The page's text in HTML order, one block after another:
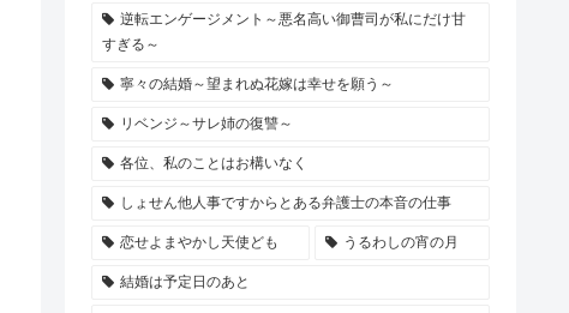
逆転エンゲージメント～悪名高い御曹司が私にだけ甘
すぎる～
寧々の結婚～望まれぬ花嫁は幸せを願う～
リベンジ～サレ姉の復讐～
各位、私のことはお構いなく
しょせん他人事ですからとある弁護士の本音の仕事
恋せよまやかし天使ども うるわしの宵の月
結婚は予定日のあと